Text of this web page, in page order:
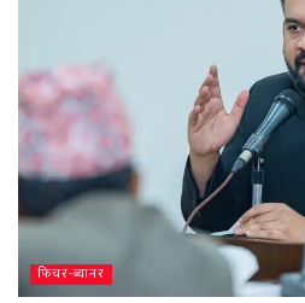
फिचर-ब्यानर